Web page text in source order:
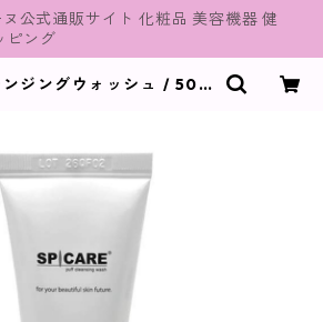
公式通販サイト 化粧品 美容機器 健
ピング
ンジングウォッシュ / 50m